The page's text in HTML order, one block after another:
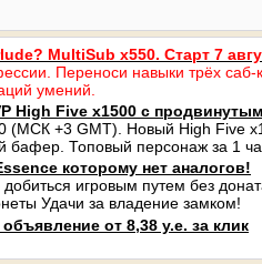
MultiSub x550. Старт 7
Переноси навыки трёх саб-
умений.
High Five x1500 с
(МСК +3 GMT). Новый High Five
Топовый персонаж за 1
которому нет аналогов!
игровым путем без
Удачи за владение замком!
от 8,38 у.е. за клик